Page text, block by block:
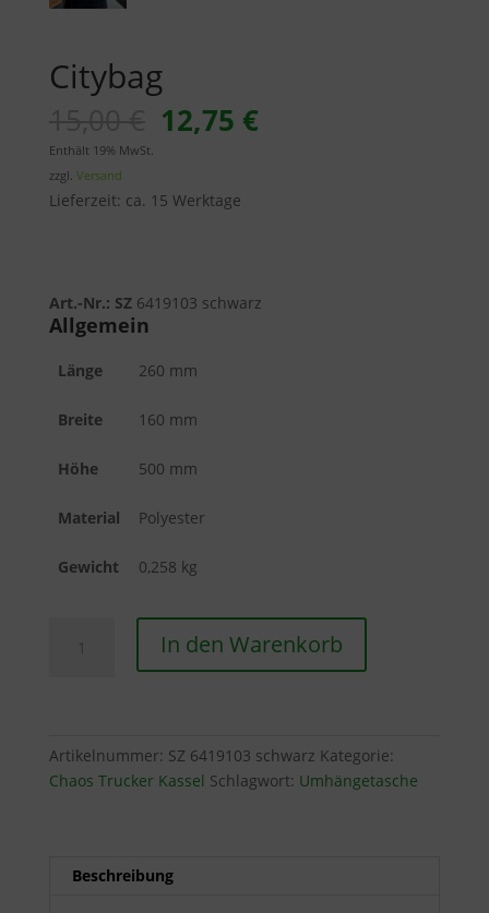
Citybag
Ursprünglicher
Preis
15,00 €
12,75 €Aktueller
Preis
Enthält 19% MwSt.
zzgl. Versand
Lieferzeit: ca. 15 Werktage
Art.-Nr.: SZ 6419103 schwarz
Allgemein
Länge 260 mm
Breite 160 mm
Höhe 500 mm
Material Polyester
Gewicht 0,258 kg
In den Warenkorb
Artikelnummer: SZ 6419103 schwarz Kategorie:
Chaos Trucker Kassel Schlagwort: Umhängetasche
Beschreibung